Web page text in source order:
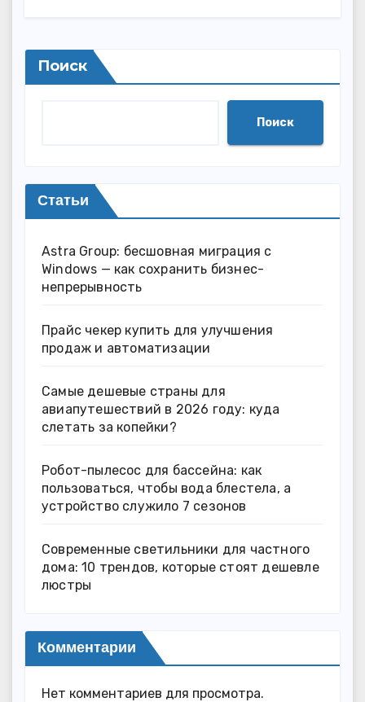
Поиск
Поиск
Статьи
Astra Group: бесшовная миграция с
Windows — как сохранить бизнес-
непрерывность
Прайс чекер купить для улучшения
продаж и автоматизации
Самые дешевые страны для
авиапутешествий в 2026 году: куда
слетать за копейки?
Робот-пылесос для бассейна: как
пользоваться, чтобы вода блестела, а
устройство служило 7 сезонов
Современные светильники для частного
дома: 10 трендов, которые стоят дешевле
люстры
Комментарии
Нет комментариев для просмотра.